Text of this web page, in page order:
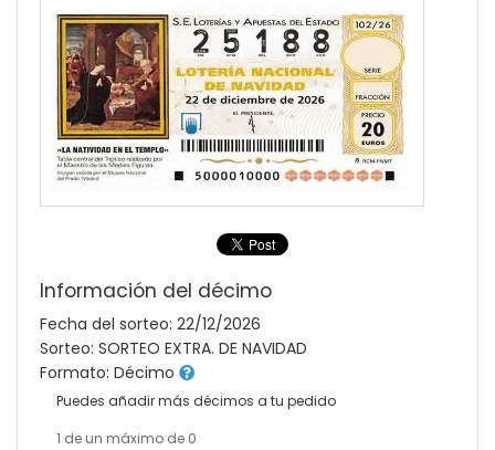
Información del décimo
Fecha del sorteo: 22/12/2026
Sorteo: SORTEO EXTRA. DE NAVIDAD
Formato: Décimo
Puedes añadir más décimos a tu pedido
1 de un máximo de 0